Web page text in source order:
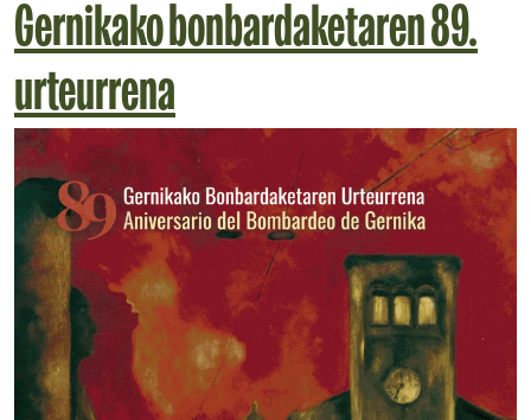
Gernikako bonbardaketaren 89.
urteurrena